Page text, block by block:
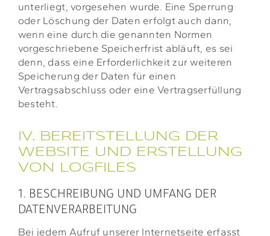
unterliegt, vorgesehen wurde. Eine Sperrung
oder Löschung der Daten erfolgt auch dann,
wenn eine durch die genannten Normen
vorgeschriebene Speicherfrist abläuft, es sei
denn, dass eine Erforderlichkeit zur weiteren
Speicherung der Daten für einen
Vertragsabschluss oder eine Vertragserfüllung
besteht.
IV. BEREITSTELLUNG DER
WEBSITE UND ERSTELLUNG
VON LOGFILES
1. BESCHREIBUNG UND UMFANG DER
DATENVERARBEITUNG
Bei jedem Aufruf unserer Internetseite erfasst